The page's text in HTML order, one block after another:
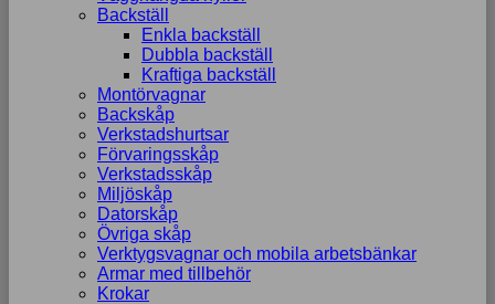
Backställ
Enkla backställ
Dubbla backställ
Kraftiga backställ
Montörvagnar
Backskåp
Verkstadshurtsar
Förvaringsskåp
Verkstadsskåp
Miljöskåp
Datorskåp
Övriga skåp
Verktygsvagnar och mobila arbetsbänkar
Armar med tillbehör
Krokar